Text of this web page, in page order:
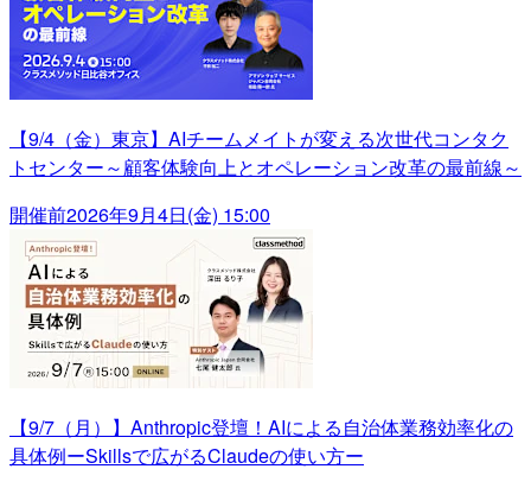
【9/4（金）東京】AIチームメイトが変える次世代コンタク
トセンター～顧客体験向上とオペレーション改革の最前線～
開催前2026年9月4日(金) 15:00
【9/7（月）】Anthropic登壇！AIによる自治体業務効率化の
具体例ーSkillsで広がるClaudeの使い方ー